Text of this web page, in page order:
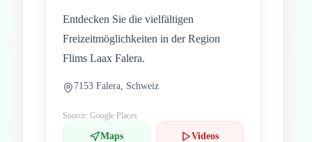
Entdecken Sie die vielfältigen
Freizeitmöglichkeiten in der Region
Flims Laax Falera.
7153 Falera, Schweiz
Source: Google Places
Maps Videos